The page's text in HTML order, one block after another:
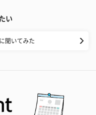
い
聞いてみた